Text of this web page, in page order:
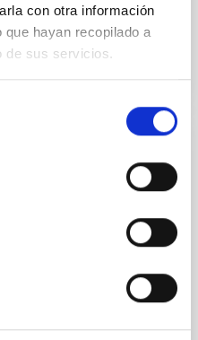
con otra información
hayan recopilado a
de sus servicios.
social de la
Astrofísica en Canarias
el mundo que operan
por el tejido